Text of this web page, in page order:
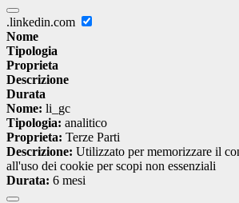
.linkedin.com
Nome
Tipologia
Proprieta
Descrizione
Durata
Nome: li_gc
Tipologia: analitico
Proprieta: Terze Parti
Descrizione: Utilizzato per memorizzare il
all'uso dei cookie per scopi non essenziali
Durata: 6 mesi